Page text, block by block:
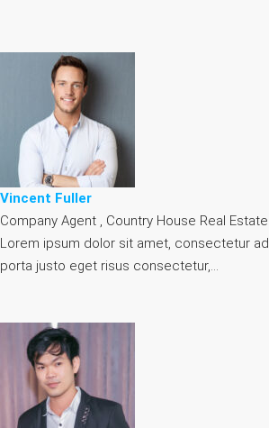
Vincent Fuller
Company Agent , Country House Real Estate
Lorem ipsum dolor sit amet, consectetur
porta justo eget risus consectetur,…